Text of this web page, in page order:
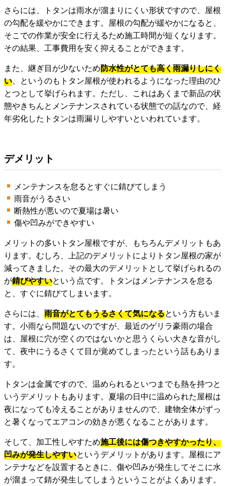
さらには、トタンは雨水が溜まりにくい形状ですので、屋根
の勾配を緩やかにできます。屋根の勾配が緩やかになると、
そこでの作業が安全に行えるため施工時間が短くなります。
その結果、工事費用を安く抑えることができます。
また、継ぎ目が少ないため防水性がとても高く雨漏りしにく
い、というのもトタン屋根が使われるようになった理由のひ
とつとして挙げられます。ただし、これはあくまで新品の状
態やきちんとメンテナンスされている状態での話なので、経
年劣化したトタンは雨漏りしやすいといわれています。
デメリット
メンテナンスを怠るとすぐに錆びてしまう
雨音がうるさい
断熱性が悪いので夏場は暑い
傷や凹みができやすい
メリットの多いトタン屋根ですが、もちろんデメリットもあ
ります。むしろ、上記のデメリットによりトタン屋根の家が
減ってきました。その最大のデメリットとして挙げられるの
が錆びやすいという点です。トタンはメンテナンスを怠る
と、すぐに錆びてしまいます。
さらには、 雨音がとてもうるさくて気になるという方もいま
す。小雨なら問題ないのですが、最近のゲリラ豪雨の場合
は、屋根に穴が空くのではないかと思うくらい大きな音がし
て、夜中にうるさくて目が覚めてしまったという話もありま
す。
トタンは金属ですので、温められるといつまでも熱を持つと
いうデメリットもあります。夏場の日中に温められた屋根は
夜になっても冷えることがありませんので、建物全体がずっ
と暑くなってエアコンの効きが悪くなることがあります。
そして、加工性しやすため施工後には傷つきやすかったり、
凹みが発生しやすいというデメリットがあります。屋根にア
ンテナなどを設置するときに、傷や凹みが発生してそこに水
が溜まって錆が発生してしまうということがよくあります。